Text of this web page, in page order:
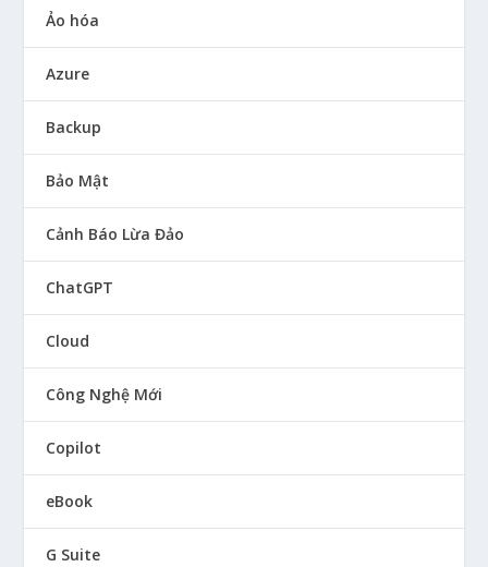
Ảo hóa
Azure
Backup
Bảo Mật
Cảnh Báo Lừa Đảo
ChatGPT
Cloud
Công Nghệ Mới
Copilot
eBook
G Suite